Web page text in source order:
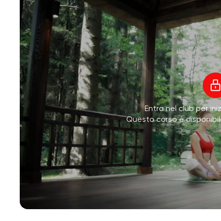
Entra nel club per
Questo corso è